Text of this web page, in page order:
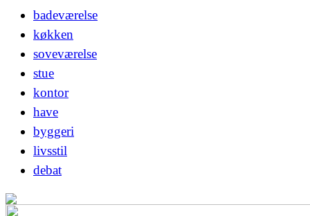
badeværelse
køkken
soveværelse
stue
kontor
have
byggeri
livsstil
debat